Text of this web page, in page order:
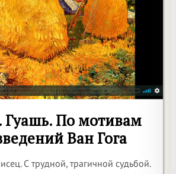
Гуашь. По мотивам
Ван Гога
С трудной, трагичной судьбой.